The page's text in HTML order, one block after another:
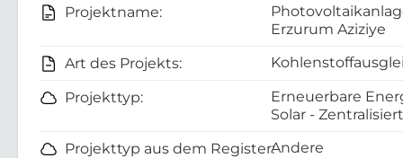
Projektname:
Erzurum Aziziye
Art des Projekts:
Projekttyp:
Erneuerbare
Solar - Zentralisiert
Projekttyp aus dem Register:Andere